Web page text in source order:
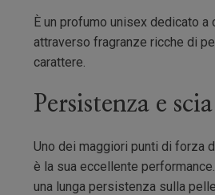
È un profumo unisex dedicato a
attraverso fragranze ricche di
carattere.
Persistenza e scia
Uno dei maggiori punti di forza
è la sua eccellente
una lunga persistenza sulla